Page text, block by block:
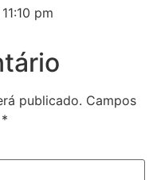
11:10 pm
publicado. Campos
*